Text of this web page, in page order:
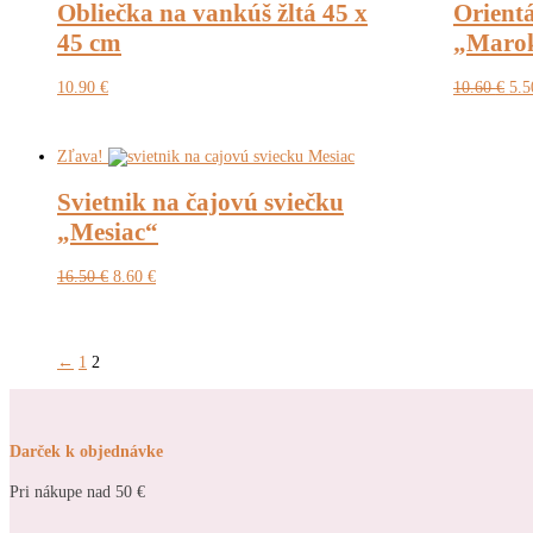
Obliečka na vankúš žltá 45 x
45 cm
10.90 € 10.60€
Zľava!
Svietnik na čajovú sviečku
„Mesiac“
16.50€ Pôvodná
8.60 €Aktuálna
← 1 2
Darček k objednávke
Pri nákupe nad 50 €